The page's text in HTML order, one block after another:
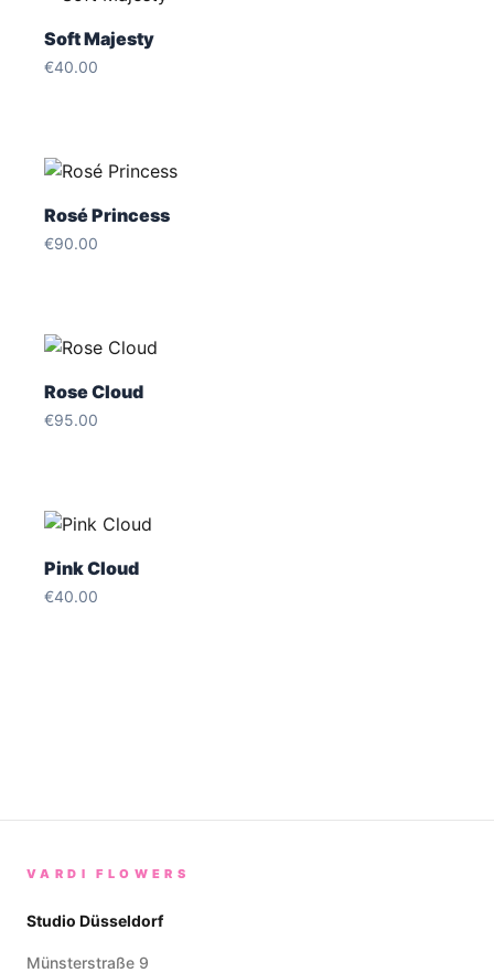
Soft Majesty
€40.00
Rosé Princess
€90.00
Rose Cloud
€95.00
Pink Cloud
€40.00
VARDI FLOWERS
Studio Düsseldorf
Münsterstraße 9